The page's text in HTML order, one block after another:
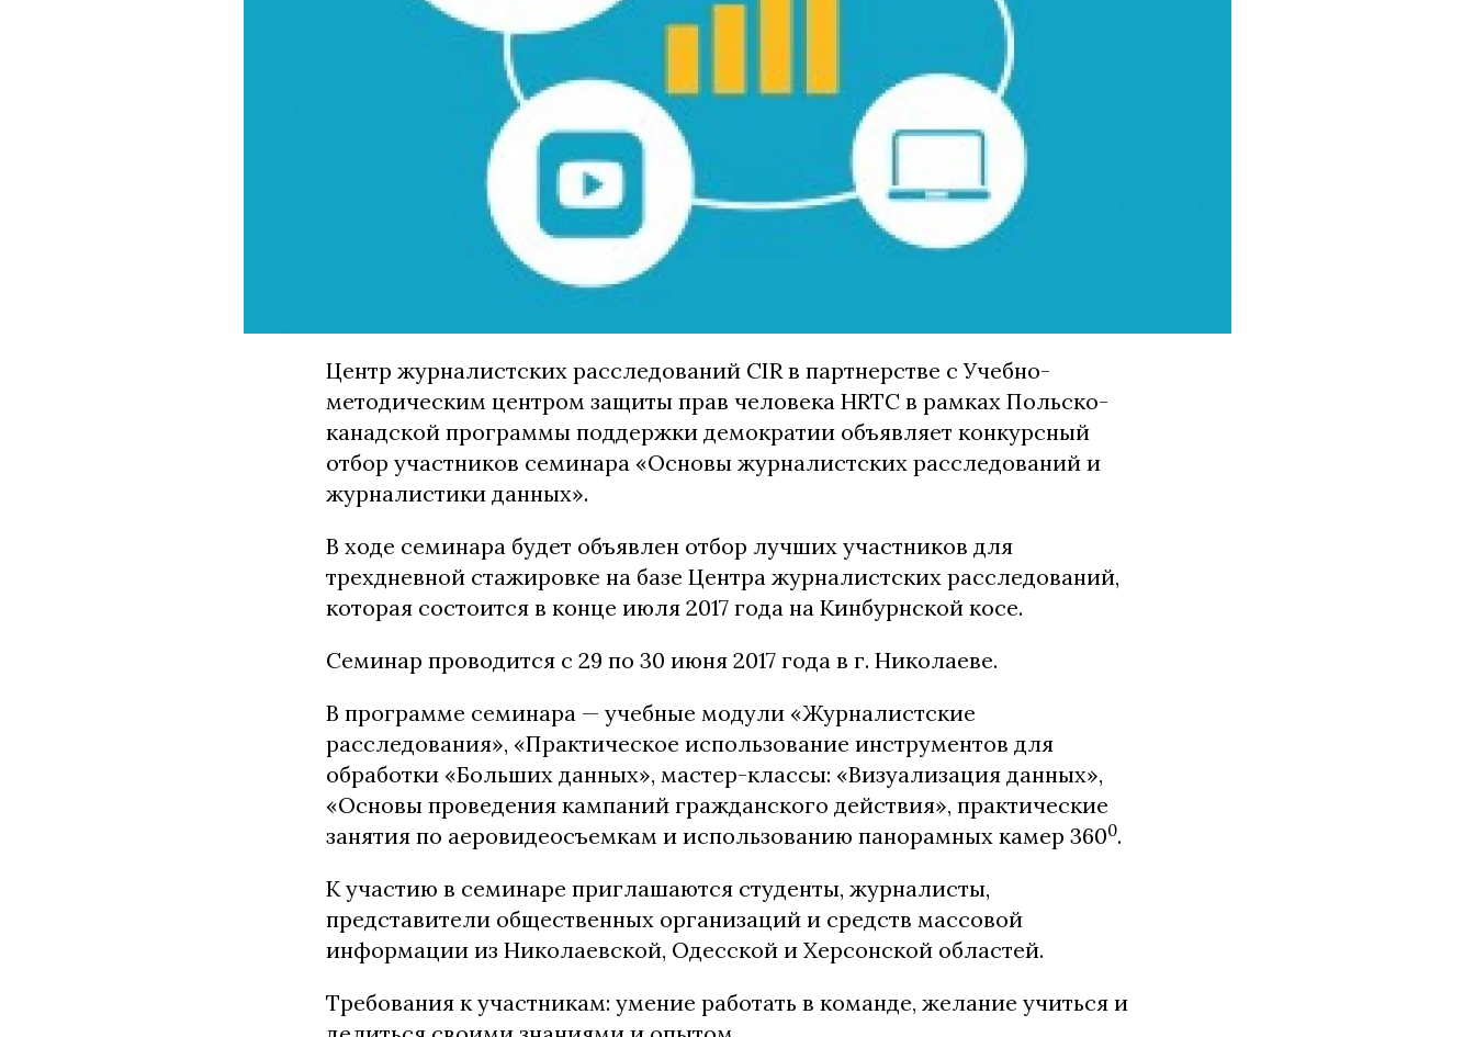
Центр журналистских расследований CIR в партнерстве с Учебно-
методическим центром защиты прав человека HRTC в рамках Польско-
канадской программы поддержки демократии объявляет конкурсный
отбор участников семинара «Основы журналистских расследований и
журналистики данных».
В ходе семинара будет объявлен отбор лучших участников для
трехдневной стажировке на базе Центра журналистских расследований,
которая состоится в конце июля 2017 года на Кинбурнской косе.
Семинар проводится с 29 по 30 июня 2017 года в г. Николаеве.
В программе семинара — учебные модули «Журналистские
расследования», «Практическое использование инструментов для
обработки «Больших данных», мастер-классы: «Визуализация данных»,
«Основы проведения кампаний гражданского действия», практические
занятия по аеровидеосъемкам и использованию панорамных камер 3600.
К участию в семинаре приглашаются студенты, журналисты,
представители общественных организаций и средств массовой
информации из Николаевской, Одесской и Херсонской областей.
Требования к участникам: умение работать в команде, желание учиться и